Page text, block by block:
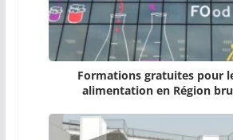
Formations gratuites pour
alimentation en Région